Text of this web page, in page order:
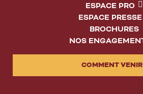
ESPACE PRO
ESPACE PRESSE
BROCHURES
NOS
COMMENT VENIR